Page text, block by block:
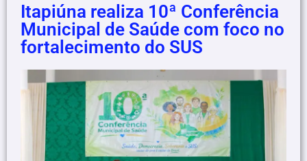
Itapiúna realiza 10ª Conferência
Municipal de Saúde com foco no
fortalecimento do SUS